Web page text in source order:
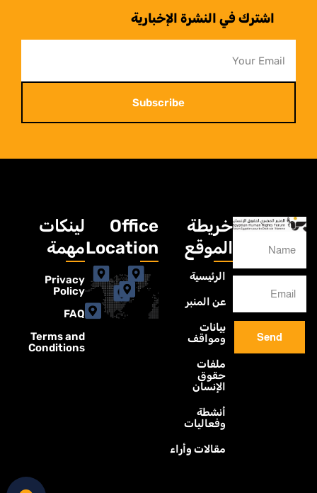
اشترك في النشرة الإخبارية
Subscribe
Send
خريطة
الموقع
الرئيسية
عن المنبر
بيانات
ومواقف
ملفات
حقوق
الإنسان
أنشطة
وفعاليات
مقالات وأراء
Office
Location
لينكات
مهمة
Privacy
Policy
FAQ
Terms and
Conditions